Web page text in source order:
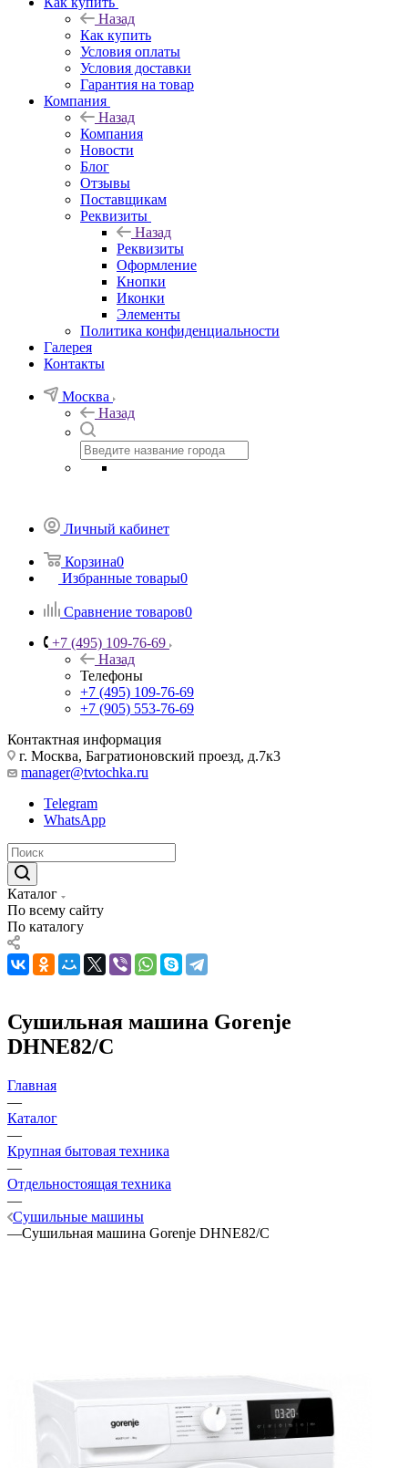
Назад
Как купить
Условия оплаты
Условия доставки
Гарантия на товар
Компания
Назад
Компания
Новости
Блог
Отзывы
Поставщикам
Реквизиты
Назад
Реквизиты
Оформление
Кнопки
Иконки
Элементы
Политика конфиденциальности
Галерея
Контакты
Москва
Назад
Личный кабинет
Корзина0
Избранные товары0
Сравнение товаров0
+7 (495) 109-76-69
Назад
Телефоны
+7 (495) 109-76-69
+7 (905) 553-76-69
Контактная информация
г. Москва, Багратионовский проезд, д.7к3
manager@tvtochka.ru
Telegram
WhatsApp
Каталог
По всему сайту
По каталогу
Сушильная машина Gorenje
DHNE82/C
Главная
—
Каталог
—
Крупная бытовая техника
—
Отдельностоящая техника
—
Сушильные машины
—Сушильная машина Gorenje DHNE82/C